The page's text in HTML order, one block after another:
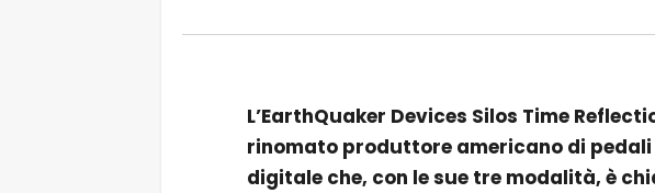
L’EarthQuaker Devices Silos Time
rinomato produttore americano di pedali
digitale che, con le sue tre modalità, è